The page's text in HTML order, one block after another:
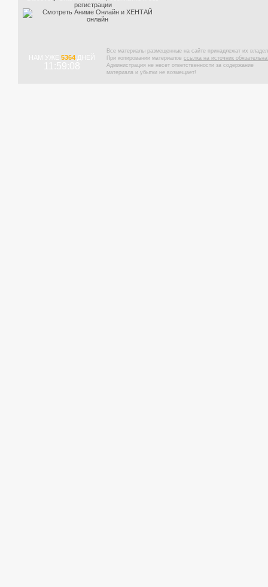
НАМ УЖЕ 5364ДНЕЙ
11:59:09
Все материалы размещенные на сайте принадлежат их
При копировании материалов ссылка на источник
Администрация не несет ответственности за содержание
материала и убытки не возмещает!